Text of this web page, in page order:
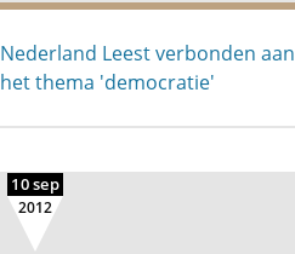
Nederland Leest verbonden aan
het thema 'democratie'
10 sep
2012